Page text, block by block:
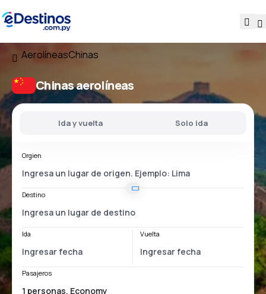
AerolíneasChinas
Chinas aerolíneas
Ida y vuelta Solo ida
Orgien
Destino
Ida Vuelta
Pasajeros